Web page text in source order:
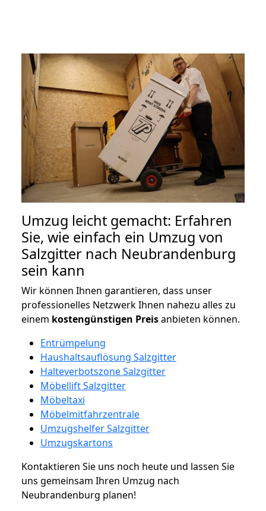
Umzug leicht gemacht: Erfahren
Sie, wie einfach ein Umzug von
Salzgitter nach Neubrandenburg
sein kann
Wir können Ihnen garantieren, dass unser
professionelles Netzwerk Ihnen nahezu alles zu
einem kostengünstigen Preisanbieten können.
Entrümpelung
Haushaltsauflösung Salzgitter
Halteverbotszone Salzgitter
Möbellift Salzgitter
Möbeltaxi
Möbelmitfahrzentrale
Umzugshelfer Salzgitter
Umzugskartons
Kontaktieren Sie uns noch heute und lassen Sie
uns gemeinsam Ihren Umzug nach
Neubrandenburg planen!